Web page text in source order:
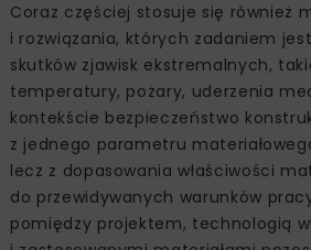
Coraz częściej stosuje się również
i rozwiązania, których zadaniem
skutków zjawisk ekstremalnych,
temperatury, pożary, uderzenia
kontekście bezpieczeństwo
z jednego parametru
lecz z dopasowania właściwości
do przewidywanych warunków
pomiędzy projektem, technologią